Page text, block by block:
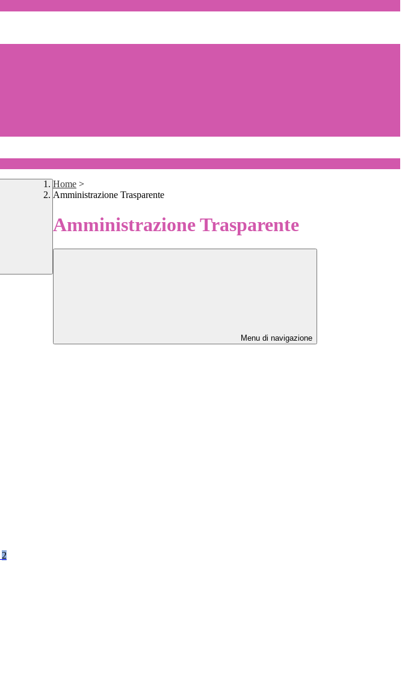
Home >
Amministrazione Trasparente
Amministrazione Trasparente
Menu di navigazione
2